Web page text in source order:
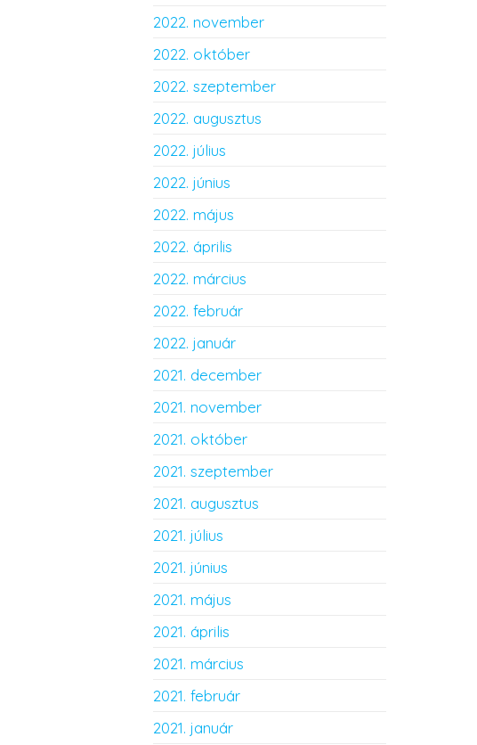
2022. november
2022. október
2022. szeptember
2022. augusztus
2022. július
2022. június
2022. május
2022. április
2022. március
2022. február
2022. január
2021. december
2021. november
2021. október
2021. szeptember
2021. augusztus
2021. július
2021. június
2021. május
2021. április
2021. március
2021. február
2021. január